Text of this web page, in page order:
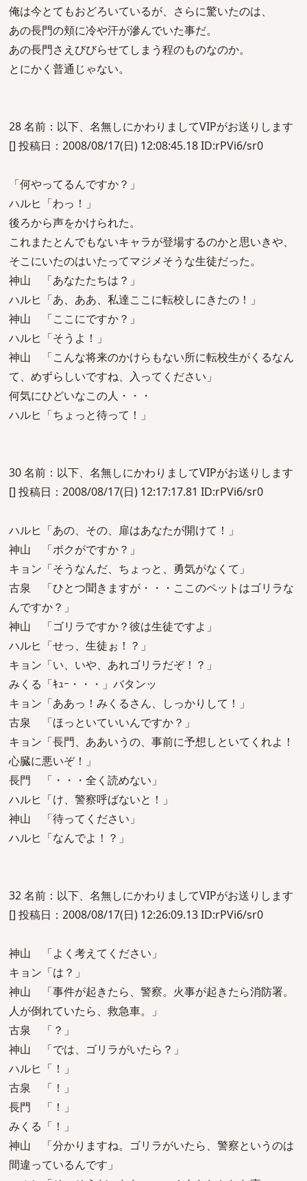
俺は今とてもおどろいているが、さらに驚いたのは、
あの長門の頬に冷や汗が滲んでいた事だ。
あの長門さえびびらせてしまう程のものなのか。
とにかく普通じゃない。
28 名前：以下、名無しにかわりましてVIPがお送りします
[] 投稿日：2008/08/17(日) 12:08:45.18 ID:rPVi6/sr0
「何やってるんですか？」
ハルヒ「わっ！」
後ろから声をかけられた。
これまたとんでもないキャラが登場するのかと思いきや、
そこにいたのはいたってマジメそうな生徒だった。
神山 「あなたたちは？」
ハルヒ「あ、ああ、私達ここに転校しにきたの！」
神山 「ここにですか？」
ハルヒ「そうよ！」
神山 「こんな将来のかけらもない所に転校生がくるなん
て、めずらしいですね、入ってください」
何気にひどいなこの人・・・
ハルヒ「ちょっと待って！」
30 名前：以下、名無しにかわりましてVIPがお送りします
[] 投稿日：2008/08/17(日) 12:17:17.81 ID:rPVi6/sr0
ハルヒ「あの、その、扉はあなたが開けて！」
神山 「ボクがですか？」
キョン「そうなんだ、ちょっと、勇気がなくて」
古泉 「ひとつ聞きますが・・・ここのペットはゴリラな
んですか？」
神山 「ゴリラですか？彼は生徒ですよ」
ハルヒ「せっ、生徒ぉ！？」
キョン「い、いや、あれゴリラだぞ！？」
みくる「ｷｭｰ・・・」バタンッ
キョン「ああっ！みくるさん、しっかりして！」
古泉 「ほっといていいんですか？」
キョン「長門、ああいうの、事前に予想しといてくれよ！
心臓に悪いぞ！」
長門 「・・・全く読めない」
ハルヒ「け、警察呼ばないと！」
神山 「待ってください」
ハルヒ「なんでよ！？」
32 名前：以下、名無しにかわりましてVIPがお送りします
[] 投稿日：2008/08/17(日) 12:26:09.13 ID:rPVi6/sr0
神山 「よく考えてください」
キョン「は？」
神山 「事件が起きたら、警察。火事が起きたら消防署。
人が倒れていたら、救急車。」
古泉 「？」
神山 「では、ゴリラがいたら？」
ハルヒ「！」
古泉 「！」
長門 「！」
みくる「！」
神山 「分かりますね。ゴリラがいたら、警察というのは
間違っているんです」